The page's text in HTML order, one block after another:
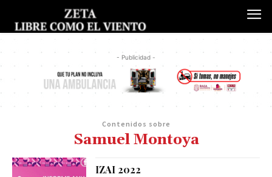
- Publicidad -
Contenidos sobre
Samuel Montoya
IZAI 2022